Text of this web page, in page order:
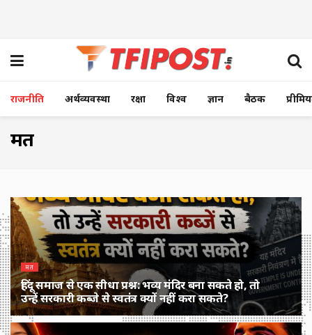
राजनीति अर्थव्यवस्था रक्षा विश्व ज्ञान बैठक
मत
मत
हिंदू समाज से एक सीधा प्रश्न: भव्य मंदिर बना सकते हो, तो
उन्हें सरकारी कब्जे से स्वतंत्र क्यों नहीं करा सकते?
1 MONTH पहले